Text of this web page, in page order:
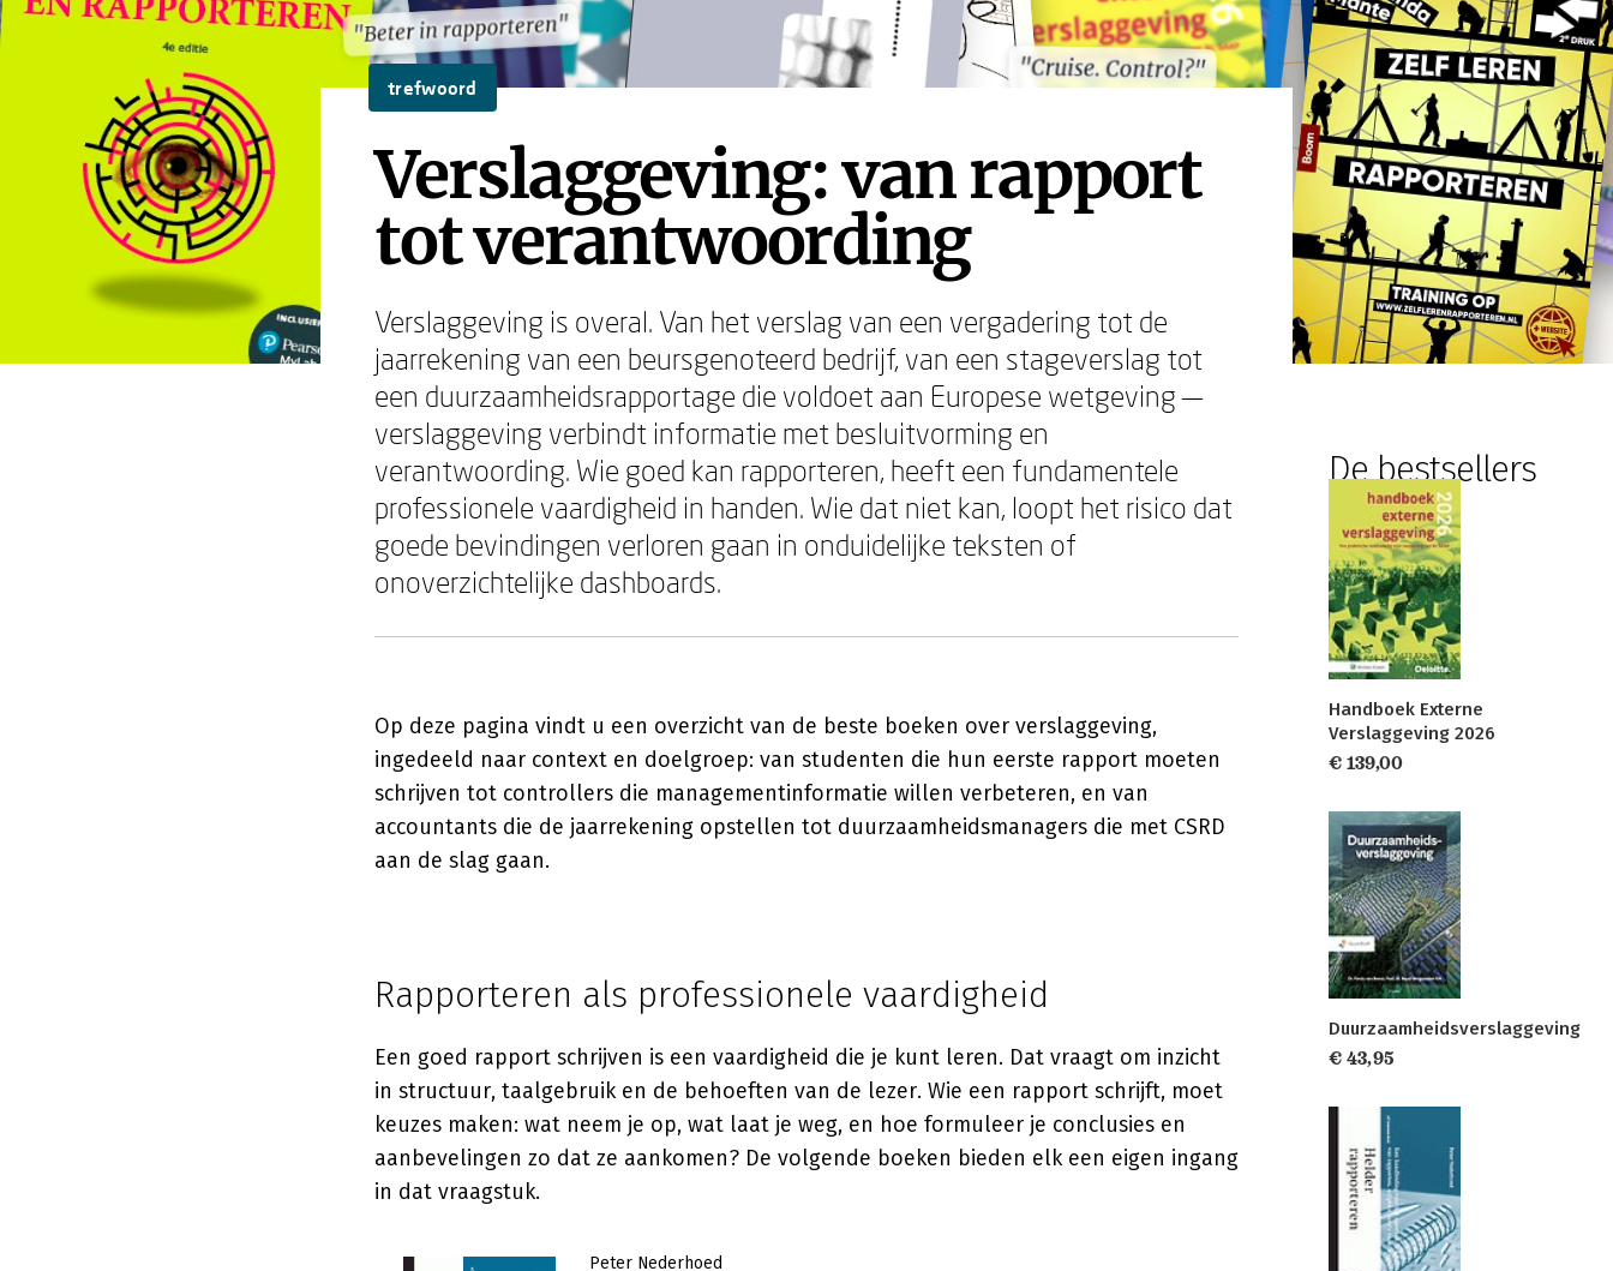
"Beter in rapporteren"
"Cruise. Control?"
"Beter in rapporteren"
"Cruise. Control?"
trefwoord
Verslaggeving: van rapport
tot verantwoording
Verslaggeving is overal. Van het verslag van een vergadering tot de
jaarrekening van een beursgenoteerd bedrijf, van een stageverslag tot
een duurzaamheidsrapportage die voldoet aan Europese wetgeving —
verslaggeving verbindt informatie met besluitvorming en
verantwoording. Wie goed kan rapporteren, heeft een fundamentele
professionele vaardigheid in handen. Wie dat niet kan, loopt het risico dat
goede bevindingen verloren gaan in onduidelijke teksten of
onoverzichtelijke dashboards.
Op deze pagina vindt u een overzicht van de beste boeken over verslaggeving,
ingedeeld naar context en doelgroep: van studenten die hun eerste rapport moeten
schrijven tot controllers die managementinformatie willen verbeteren, en van
accountants die de jaarrekening opstellen tot duurzaamheidsmanagers die met CSRD
aan de slag gaan.
Rapporteren als professionele vaardigheid
Een goed rapport schrijven is een vaardigheid die je kunt leren. Dat vraagt om inzicht
in structuur, taalgebruik en de behoeften van de lezer. Wie een rapport schrijft, moet
keuzes maken: wat neem je op, wat laat je weg, en hoe formuleer je conclusies en
aanbevelingen zo dat ze aankomen? De volgende boeken bieden elk een eigen ingang
in dat vraagstuk.
Peter Nederhoed
De bestsellers
Handboek Externe
Verslaggeving 2026
€ 139,00
Duurzaamheidsverslaggeving
€ 43,95